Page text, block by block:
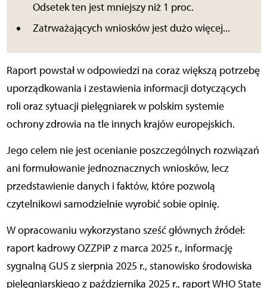
Odsetek ten jest mniejszy niż 1 proc.
Zatrważających wniosków jest dużo więcej...
Raport powstał w odpowiedzi na coraz większą potrzebę
uporządkowania i zestawienia informacji dotyczących
roli oraz sytuacji pielęgniarek w polskim systemie
ochrony zdrowia na tle innych krajów europejskich.
Jego celem nie jest ocenianie poszczególnych rozwiązań
ani formułowanie jednoznacznych wniosków, lecz
przedstawienie danych i faktów, które pozwolą
czytelnikowi samodzielnie wyrobić sobie opinię.
W opracowaniu wykorzystano sześć głównych źródeł:
raport kadrowy OZZPiP z marca 2025 r., informację
sygnalną GUS z sierpnia 2025 r., stanowisko środowiska
pielęgniarskiego z października 2025 r., raport WHO State